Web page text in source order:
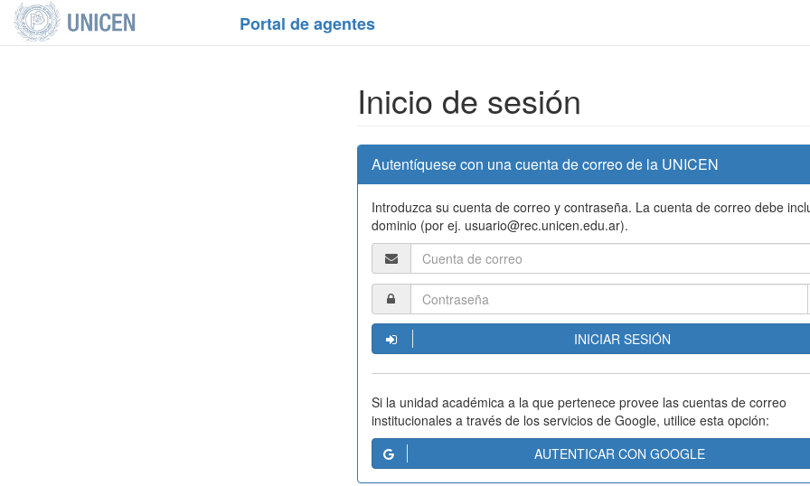
Portal de agentes
Inicio de sesión
Autentíquese con una cuenta de correo de la UNICEN
Introduzca su cuenta de correo y contraseña. La cuenta de correo debe
dominio (por ej. usuario@rec.unicen.edu.ar).
INICIAR SESIÓN
Si la unidad académica a la que pertenece provee las cuentas de correo
institucionales a través de los servicios de Google, utilice esta opción:
AUTENTICAR CON GOOGLE